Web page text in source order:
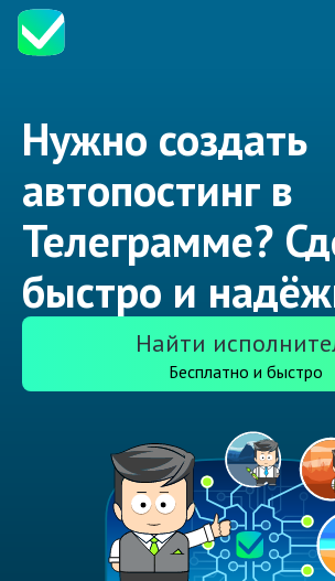
Нужно создать
автопостинг в
Телеграмме?
быстро и
Найти
Бесплатно и быстро